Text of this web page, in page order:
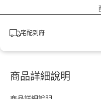
宅配到府
商品詳細說明